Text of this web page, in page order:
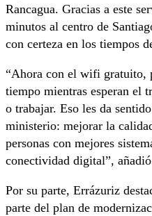
Rancagua. Gracias a este
minutos al centro de
con certeza en los tiempos
“Ahora con el wifi gratuito,
tiempo mientras esperan el
o trabajar. Eso les da
ministerio: mejorar la
personas con mejores
conectividad digital”,
Por su parte, Errázuriz
parte del plan de